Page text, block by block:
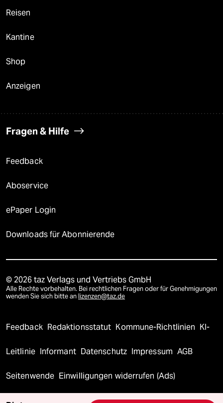
Reisen
Kantine
Shop
Anzeigen
Fragen & Hilfe
Feedback
Aboservice
ePaper Login
Downloads für Abonnierende
© 2026 taz Verlags und Vertriebs GmbH
Alle Rechte vorbehalten. Bei rechtlichen Fragen oder für Genehmigungen
wenden Sie sich bitte an lizenzen@taz.de
Feedback Redaktionsstatut Kommune-Richtlinien KI-
Leitlinie Informant Datenschutz Impressum AGB
Seitenwende Einwilligungen widerrufen (Ads)